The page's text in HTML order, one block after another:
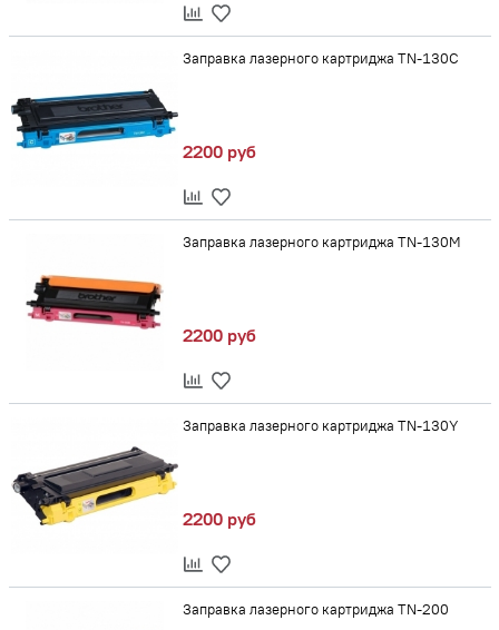
Заправка лазерного картриджа TN-130C
2200 руб
Заправка лазерного картриджа TN-130M
2200 руб
Заправка лазерного картриджа TN-130Y
2200 руб
Заправка лазерного картриджа TN-200